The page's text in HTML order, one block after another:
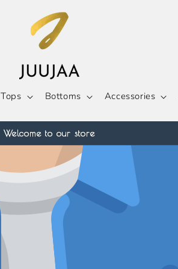
Tops Bottoms Accessories
Welcome to our store